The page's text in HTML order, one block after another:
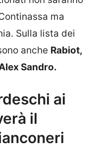
ma
Sulla lista dei
anche Rabiot,
Sandro.
ai
il